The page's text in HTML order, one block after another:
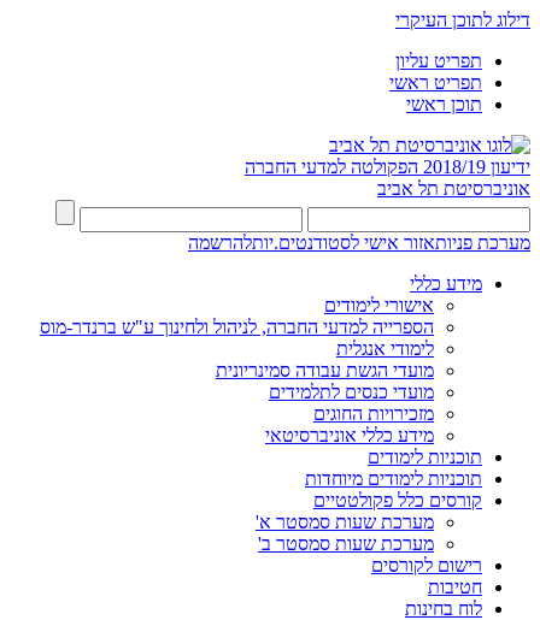
דילוג לתוכן העיקרי
תפריט עליון
תפריט ראשי
תוכן ראשי
ידיעון 2018/19
הפקולטה למדעי החברה
אוניברסיטת תל אביב
מערכת פניותאזור אישי לסטודנטים.יותלהרשמה
מידע כללי
אישורי לימודים
הספרייה למדעי החברה, לניהול ולחינוך ע"ש ברנדר-מוס
לימודי אנגלית
מועדי הגשת עבודה סמינריונית
מועדי כנסים לתלמידים
מזכירויות החוגים
מידע כללי אוניברסיטאי
תוכניות לימודים
תוכניות לימודים מיוחדות
קורסים כלל פקולטטיים
מערכת שעות סמסטר א'
מערכת שעות סמסטר ב'
רישום לקורסים
חטיבות
לוח בחינות